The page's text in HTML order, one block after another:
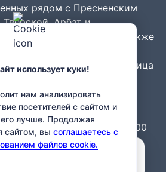
рядом с Пресненским
Тверской,Арбати
,Дорогомилово
. А также
Белорусская
,Беговая ,Баррикадная
Улица
с 9.00 до 21.00 ВС: с 10.00
и выходных.
использует куки!
нам анализировать
посетителей с сайтом и
лучше. Продолжая
сайтом, вы соглашаетесь с
файлов cookie.
×